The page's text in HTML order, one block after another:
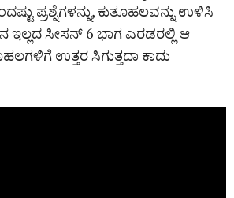
ಪ್ರಶ್ನೆಗಳನ್ನು, ಕುತೂಹಲವನ್ನು ಉಳಿಸಿ
ಸೀಸನ್ 6 ಭಾಗ ಎರಡರಲ್ಲಿ ಆ
ಉತ್ತರ ಸಿಗುತ್ತದಾ ಕಾದು